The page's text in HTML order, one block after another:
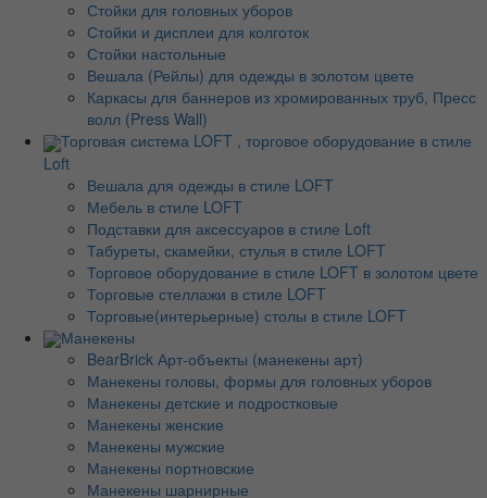
Стойки для головных уборов
Стойки и дисплеи для колготок
Стойки настольные
Вешала (Рейлы) для одежды в золотом цвете
Каркасы для баннеров из хромированных труб, Пресс
волл (Press Wall)
Торговая система LOFT , торговое оборудование в стиле
Loft
Вешала для одежды в стиле LOFT
Мебель в стиле LOFT
Подставки для аксессуаров в стиле Loft
Табуреты, скамейки, стулья в стиле LOFT
Торговое оборудование в стиле LOFT в золотом цвете
Торговые стеллажи в стиле LOFT
Торговые(интерьерные) столы в стиле LOFT
Манекены
BearBrick Арт-объекты (манекены арт)
Манекены головы, формы для головных уборов
Манекены детские и подростковые
Манекены женские
Манекены мужские
Манекены портновские
Манекены шарнирные